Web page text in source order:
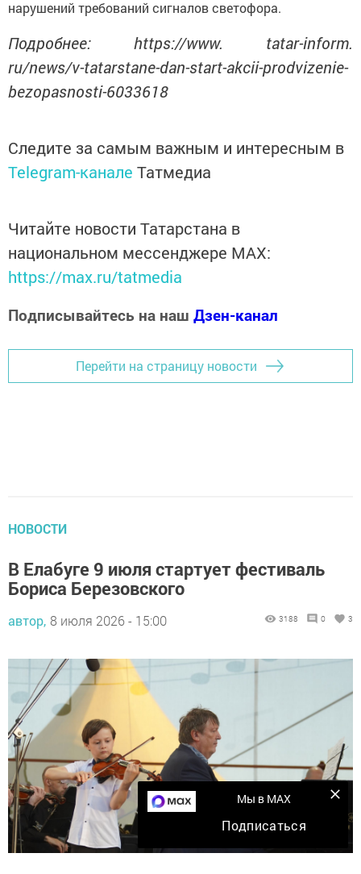
нарушений требований сигналов светофора.
Подробнее: https://www. tatar-inform.
ru/news/v-tatarstane-dan-start-akcii-prodvizenie-
bezopasnosti-6033618
Следите за самым важным и интересным в
Telegram-канале Татмедиа
Читайте новости Татарстана в
национальном мессенджере MАХ:
https://max.ru/tatmedia
Подписывайтесь на наш Дзен-канал
Перейти на страницу новости
НОВОСТИ
В Елабуге 9 июля стартует фестиваль
Бориса Березовского
автор, 8 июля 2026 - 15:00 3188 0 3
Мы в MAX
Подписаться